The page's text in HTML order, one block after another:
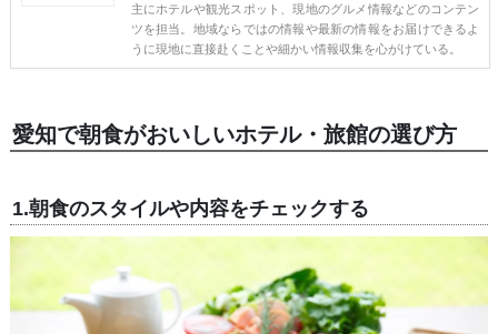
主にホテルや観光スポット、現地のグルメ情報などのコンテン
ツを担当。地域ならではの情報や最新の情報をお届けできるよ
うに現地に直接赴くことや細かい情報収集を心がけている。
愛知で朝食がおいしいホテル・旅館の選び方
1.朝食のスタイルや内容をチェックする